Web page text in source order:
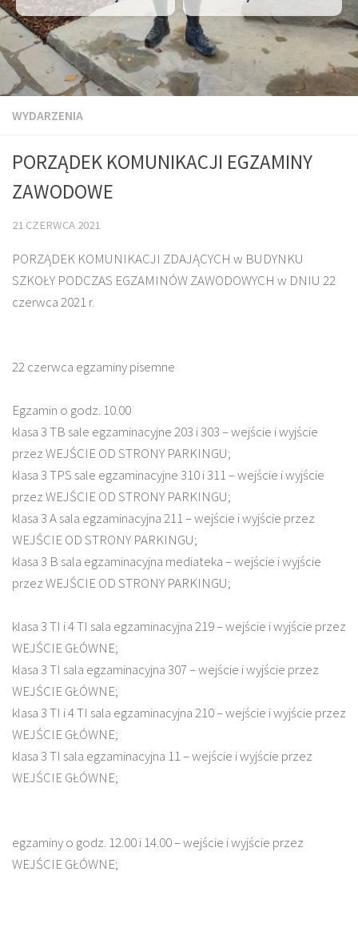
WYDARZENIA
PORZĄDEK KOMUNIKACJI EGZAMINY
ZAWODOWE
21 CZERWCA 2021
PORZĄDEK KOMUNIKACJI ZDAJĄCYCH w BUDYNKU
SZKOŁY PODCZAS EGZAMINÓW ZAWODOWYCH w DNIU 22
czerwca 2021 r.
22 czerwca egzaminy pisemne
Egzamin o godz. 10.00
klasa 3 TB sale egzaminacyjne 203 i 303 – wejście i wyjście
przez WEJŚCIE OD STRONY PARKINGU;
klasa 3 TPS sale egzaminacyjne 310 i 311 – wejście i wyjście
przez WEJŚCIE OD STRONY PARKINGU;
klasa 3 A sala egzaminacyjna 211 – wejście i wyjście przez
WEJŚCIE OD STRONY PARKINGU;
klasa 3 B sala egzaminacyjna mediateka – wejście i wyjście
przez WEJŚCIE OD STRONY PARKINGU;
klasa 3 TI i 4 TI sala egzaminacyjna 219 – wejście i wyjście przez
WEJŚCIE GŁÓWNE;
klasa 3 TI sala egzaminacyjna 307 – wejście i wyjście przez
WEJŚCIE GŁÓWNE;
klasa 3 TI i 4 TI sala egzaminacyjna 210 – wejście i wyjście przez
WEJŚCIE GŁÓWNE;
klasa 3 TI sala egzaminacyjna 11 – wejście i wyjście przez
WEJŚCIE GŁÓWNE;
egzaminy o godz. 12.00 i 14.00 – wejście i wyjście przez
WEJŚCIE GŁÓWNE;